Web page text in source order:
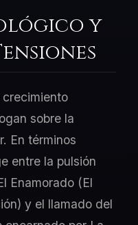
y
sobre la
En términos
entre la pulsión
Enamorado (El
y el llamado del